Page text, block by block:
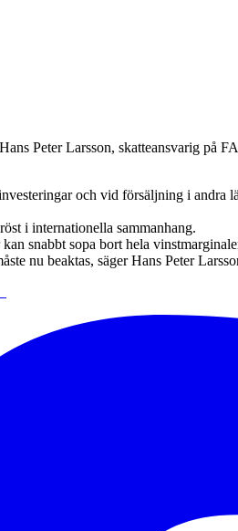
Peter Larsson, skatteansvarig på
och vid försäljning i andra
i internationella sammanhang.
snabbt sopa bort hela
nu beaktas, säger Hans Peter